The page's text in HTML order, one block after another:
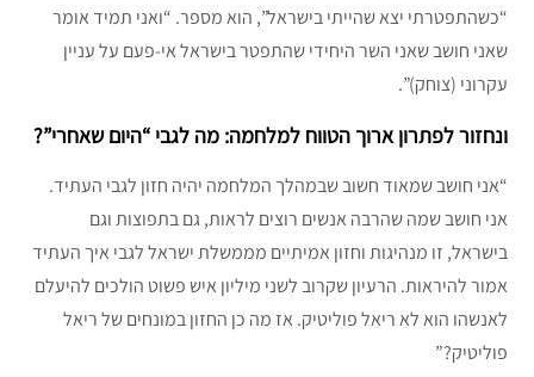
“כשהתפטרתי יצא שהייתי בישראל”, הוא מספר. “ואני תמיד אומר
שאני חושב שאני השר היחידי שהתפטר בישראל אי-פעם על עניין
עקרוני (צוחק)”.
ונחזור לפתרון ארוך הטווח למלחמה: מה לגבי “היום שאחרי”?
“אני חושב שמאוד חשוב שבמהלך המלחמה יהיה חזון לגבי העתיד.
אני חושב שמה שהרבה אנשים רוצים לראות, גם בתפוצות וגם
בישראל, זו מנהיגות וחזון אמיתיים מממשלת ישראל לגבי איך העתיד
אמור להיראות. הרעיון שקרוב לשני מיליון איש פשוט הולכים להיעלם
לאנשהו הוא לא ריאל פוליטיק. אז מה כן החזון במונחים של ריאל
פוליטיק?”